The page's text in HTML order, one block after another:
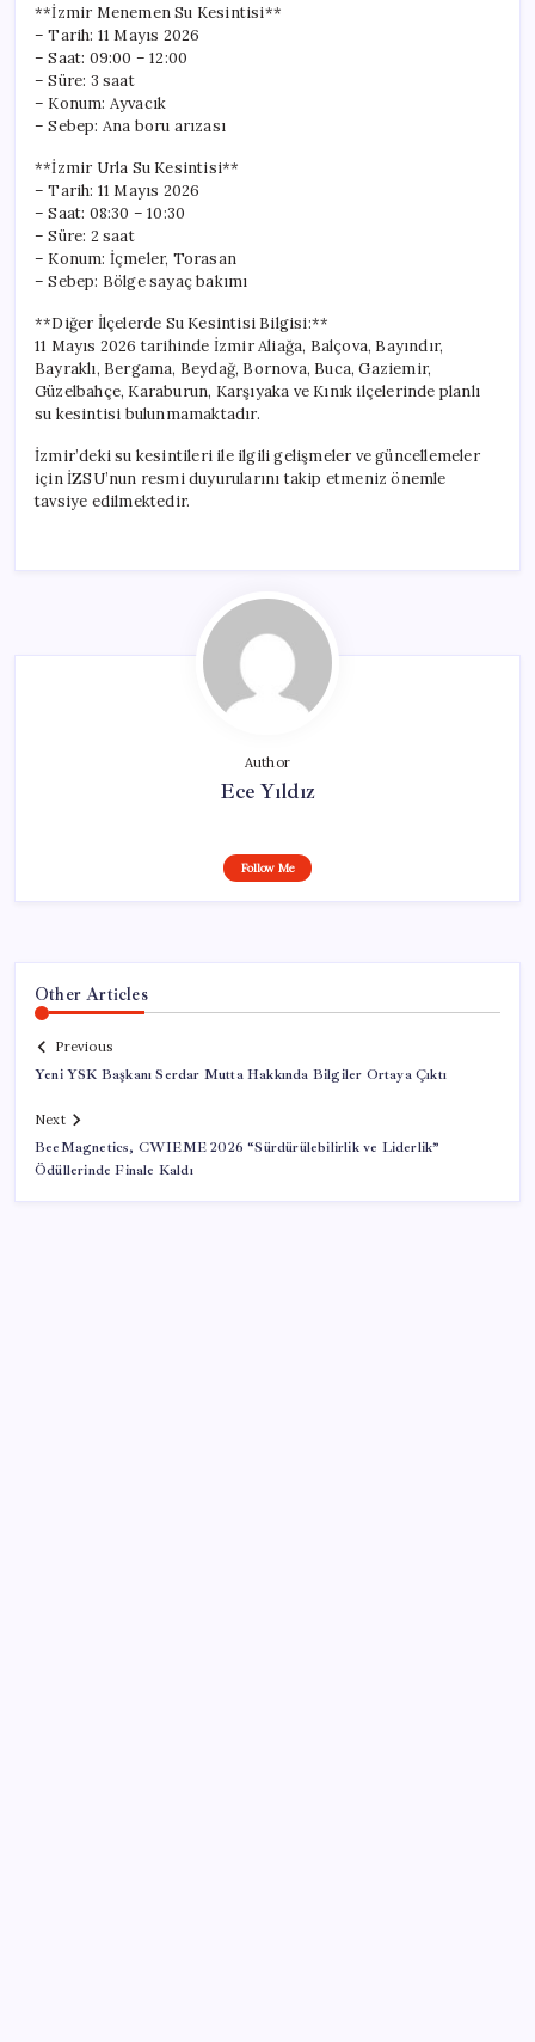
**İzmir Menemen Su Kesintisi**
– Tarih: 11 Mayıs 2026
– Saat: 09:00 – 12:00
– Süre: 3 saat
– Konum: Ayvacık
– Sebep: Ana boru arızası
**İzmir Urla Su Kesintisi**
– Tarih: 11 Mayıs 2026
– Saat: 08:30 – 10:30
– Süre: 2 saat
– Konum: İçmeler, Torasan
– Sebep: Bölge sayaç bakımı
**Diğer İlçelerde Su Kesintisi Bilgisi:**
11 Mayıs 2026 tarihinde İzmir Aliağa, Balçova, Bayındır,
Bayraklı, Bergama, Beydağ, Bornova, Buca, Gaziemir,
Güzelbahçe, Karaburun, Karşıyaka ve Kınık ilçelerinde planlı
su kesintisi bulunmamaktadır.
İzmir’deki su kesintileri ile ilgili gelişmeler ve güncellemeler
için İZSU’nun resmi duyurularını takip etmeniz önemle
tavsiye edilmektedir.
Author
Ece Yıldız
Follow Me
Other Articles
Previous
Yeni YSK Başkanı Serdar Mutta Hakkında Bilgiler Ortaya Çıktı
Next
BeeMagnetics, CWIEME 2026 “Sürdürülebilirlik ve Liderlik”
Ödüllerinde Finale Kaldı